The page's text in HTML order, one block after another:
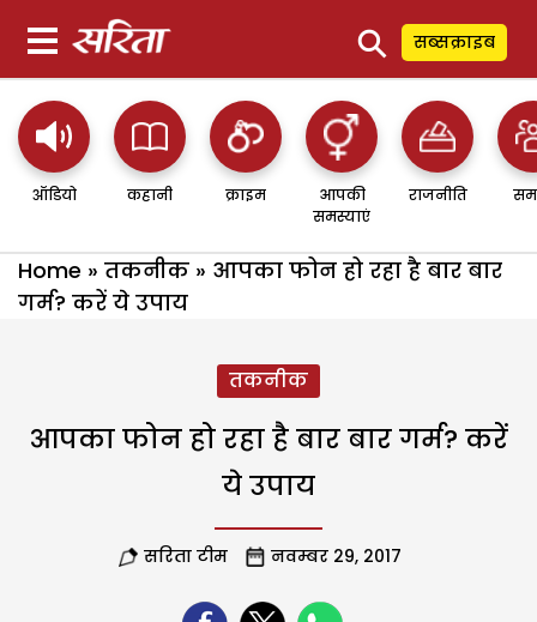
⚲ सब्सक्राइब
ऑडियो कहानी क्राइम
आपकी
समस्याएं
राजनीति
Home » तकनीक » आपका फोन हो रहा है बार बार
गर्म? करें ये उपाय
तकनीक
आपका फोन हो रहा है बार बार गर्म? करें
ये उपाय
सरिता टीम नवम्बर 29, 2017